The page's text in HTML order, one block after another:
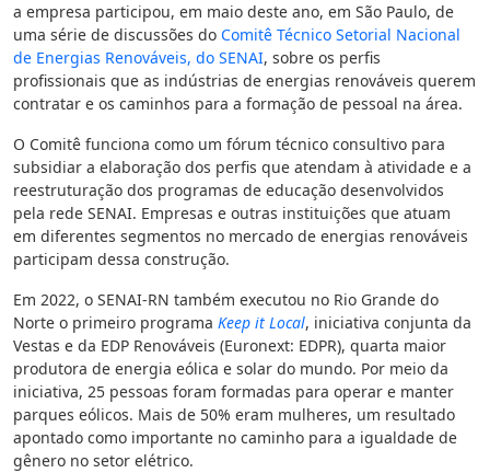
a empresa participou, em maio deste ano, em São Paulo, de
uma série de discussões do Comitê Técnico Setorial Nacional
de Energias Renováveis, do SENAI, sobre os perfis
profissionais que as indústrias de energias renováveis querem
contratar e os caminhos para a formação de pessoal na área.
O Comitê funciona como um fórum técnico consultivo para
subsidiar a elaboração dos perfis que atendam à atividade e a
reestruturação dos programas de educação desenvolvidos
pela rede SENAI. Empresas e outras instituições que atuam
em diferentes segmentos no mercado de energias renováveis
participam dessa construção.
Em 2022, o SENAI-RN também executou no Rio Grande do
Norte o primeiro programa Keep it Local, iniciativa conjunta da
Vestas e da EDP Renováveis (Euronext: EDPR), quarta maior
produtora de energia eólica e solar do mundo. Por meio da
iniciativa, 25 pessoas foram formadas para operar e manter
parques eólicos. Mais de 50% eram mulheres, um resultado
apontado como importante no caminho para a igualdade de
gênero no setor elétrico.